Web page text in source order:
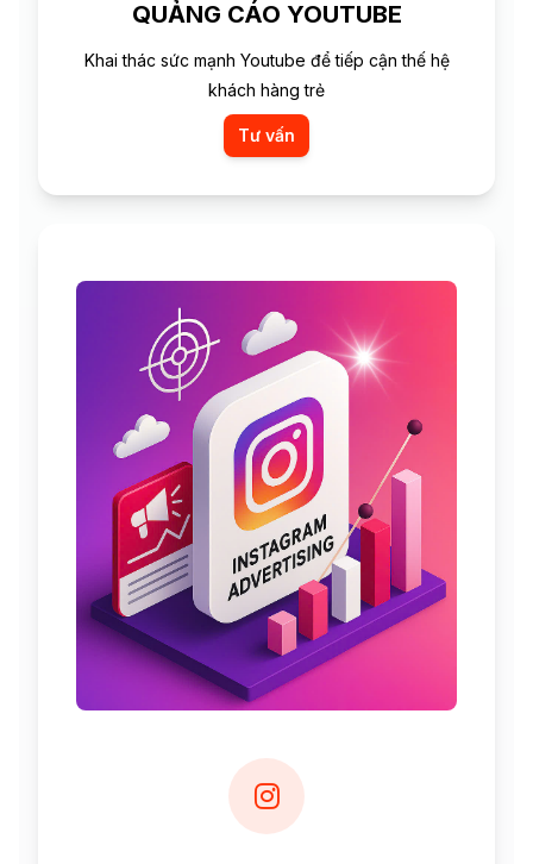
QUẢNG CÁO YOUTUBE
Khai thác sức mạnh Youtube để tiếp cận thế hệ
khách hàng trẻ
Tư vấn